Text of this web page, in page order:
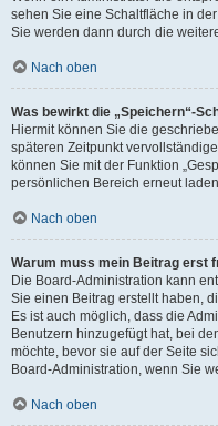
sehen Sie eine Schaltfläche in
Sie werden dann durch die
Nach oben
Was bewirkt die „Speichern“-
Hiermit können Sie die
späteren Zeitpunkt
können Sie mit der Funktion
persönlichen Bereich erneut
Nach oben
Warum muss mein Beitrag erst
Die Board-Administration kann
Sie einen Beitrag erstellt haben,
Es ist auch möglich, dass die
Benutzern hinzugefügt hat, bei
möchte, bevor sie auf der Seite
Board-Administration, wenn Sie
Nach oben